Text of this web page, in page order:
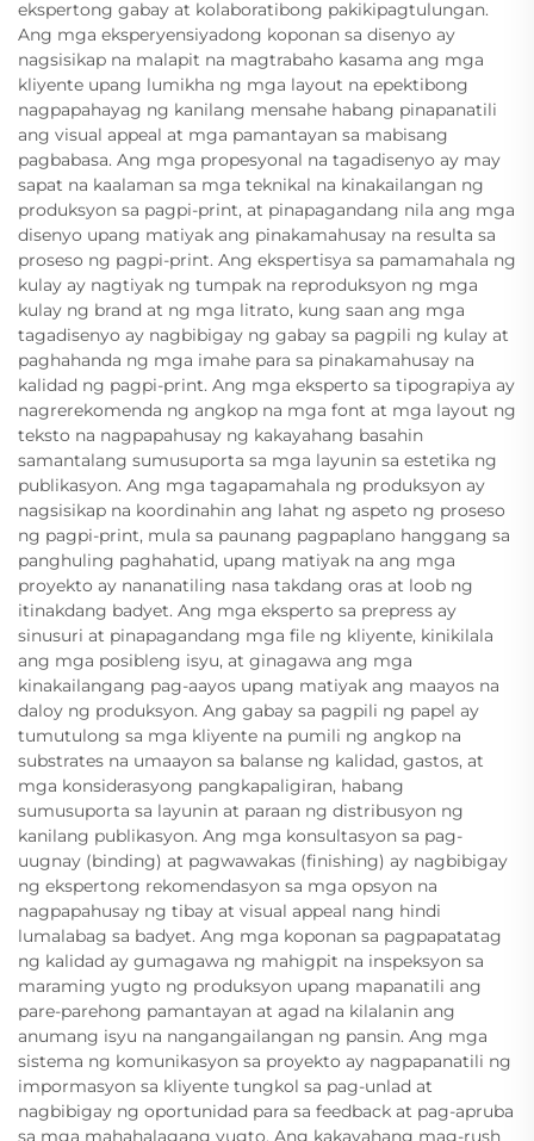
ekspertong gabay at kolaboratibong pakikipagtulungan.
Ang mga eksperyensiyadong koponan sa disenyo ay
nagsisikap na malapit na magtrabaho kasama ang mga
kliyente upang lumikha ng mga layout na epektibong
nagpapahayag ng kanilang mensahe habang pinapanatili
ang visual appeal at mga pamantayan sa mabisang
pagbabasa. Ang mga propesyonal na tagadisenyo ay may
sapat na kaalaman sa mga teknikal na kinakailangan ng
produksyon sa pagpi-print, at pinapagandang nila ang mga
disenyo upang matiyak ang pinakamahusay na resulta sa
proseso ng pagpi-print. Ang ekspertisya sa pamamahala ng
kulay ay nagtiyak ng tumpak na reproduksyon ng mga
kulay ng brand at ng mga litrato, kung saan ang mga
tagadisenyo ay nagbibigay ng gabay sa pagpili ng kulay at
paghahanda ng mga imahe para sa pinakamahusay na
kalidad ng pagpi-print. Ang mga eksperto sa tipograpiya ay
nagrerekomenda ng angkop na mga font at mga layout ng
teksto na nagpapahusay ng kakayahang basahin
samantalang sumusuporta sa mga layunin sa estetika ng
publikasyon. Ang mga tagapamahala ng produksyon ay
nagsisikap na koordinahin ang lahat ng aspeto ng proseso
ng pagpi-print, mula sa paunang pagpaplano hanggang sa
panghuling paghahatid, upang matiyak na ang mga
proyekto ay nananatiling nasa takdang oras at loob ng
itinakdang badyet. Ang mga eksperto sa prepress ay
sinusuri at pinapagandang mga file ng kliyente, kinikilala
ang mga posibleng isyu, at ginagawa ang mga
kinakailangang pag-aayos upang matiyak ang maayos na
daloy ng produksyon. Ang gabay sa pagpili ng papel ay
tumutulong sa mga kliyente na pumili ng angkop na
substrates na umaayon sa balanse ng kalidad, gastos, at
mga konsiderasyong pangkapaligiran, habang
sumusuporta sa layunin at paraan ng distribusyon ng
kanilang publikasyon. Ang mga konsultasyon sa pag-
uugnay (binding) at pagwawakas (finishing) ay nagbibigay
ng ekspertong rekomendasyon sa mga opsyon na
nagpapahusay ng tibay at visual appeal nang hindi
lumalabag sa badyet. Ang mga koponan sa pagpapatatag
ng kalidad ay gumagawa ng mahigpit na inspeksyon sa
maraming yugto ng produksyon upang mapanatili ang
pare-parehong pamantayan at agad na kilalanin ang
anumang isyu na nangangailangan ng pansin. Ang mga
sistema ng komunikasyon sa proyekto ay nagpapanatili ng
impormasyon sa kliyente tungkol sa pag-unlad at
nagbibigay ng oportunidad para sa feedback at pag-apruba
sa mga mahahalagang yugto. Ang kakayahang mag-rush